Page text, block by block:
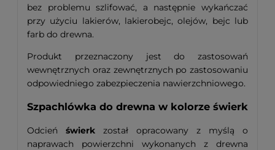
bez problemu szlifować, a następnie wykańczać
przy użyciu lakierów, lakierobejc, olejów, bejc lub
farb do drewna.
Produkt przeznaczony jest do zastosowań
wewnętrznych oraz zewnętrznych po zastosowaniu
odpowiedniego zabezpieczenia nawierzchniowego.
Szpachlówka do drewna w kolorze świerk
Odcień świerk został opracowany z myślą o
naprawach powierzchni wykonanych z drewna